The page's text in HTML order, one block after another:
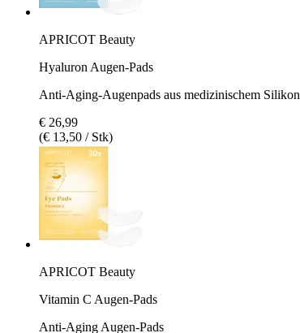
APRICOT Beauty
Hyaluron Augen‑Pads
Anti-Aging-Augenpads aus medizinischem Silikon
€ 26,99
(€ 13,50 / Stk)
APRICOT Beauty
Vitamin C Augen-Pads
Anti-Aging Augen-Pads